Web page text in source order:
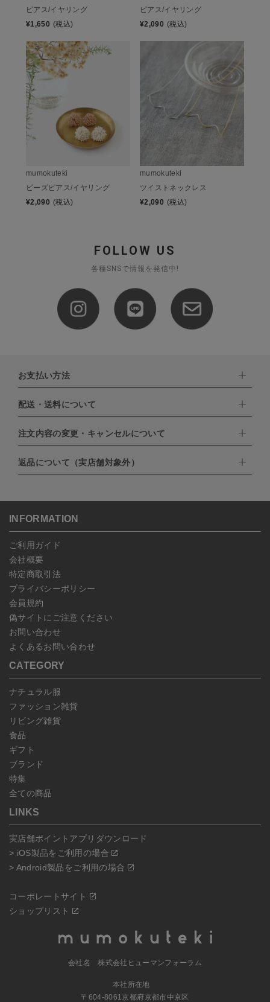
ピアス/イヤリング
¥1,650 (税込)
ピアス/イヤリング
¥2,090 (税込)
mumokuteki
ビーズピアス/イヤリング
¥2,090 (税込)
mumokuteki
ツイストネックレス
¥2,090 (税込)
FOLLOW US
各種SNSで情報を発信中!
お支払い方法
下記お支払い方法よりお選びいただけます。
・クレジットカード（VISA,mastercard,JCB,AMERICAN
EXPRESS,Diners Club）
・PayPay
・NP後払い
配送・送料について
配達業者：日本郵便
北海道：1,400円
沖縄：1,400円
注文内容の変更・キャンセルについて
ご注文日当日から翌日のAM9:00までにご連絡頂いた場合はキャン
セルは可能です。
ンセルしていただいた後、ご希望の商品のみ再度ご注文お願いしま
予約商品など一部キャンセルが出来ない場合がございます。あらか
じめご了承ください。
返品について（実店舗対象外）
こちらよりご依頼ください。
INFORMATION
ご利用ガイド
会社概要
特定商取引法
プライバシーポリシー
会員規約
偽サイトにご注意ください
お問い合わせ
よくあるお問い合わせ
CATEGORY
ナチュラル服
ファッション雑貨
リビング雑貨
食品
ギフト
ブランド
特集
全ての商品
LINKS
実店舗ポイントアプリダウンロード
> iOS製品をご利用の場合
> Android製品をご利用の場合
コーポレートサイト
ショップリスト
会社名 株式会社ヒューマンフォーラム
本社所在地
〒604-8061京都府京都市中京区